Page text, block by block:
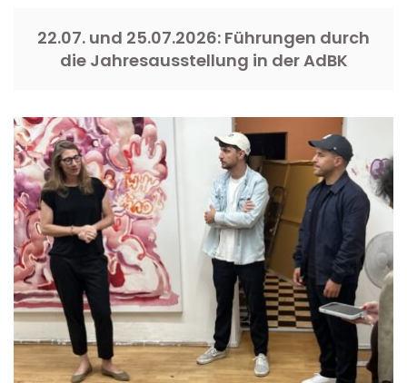
22.07. und 25.07.2026: Führungen durch
die Jahresausstellung in der AdBK